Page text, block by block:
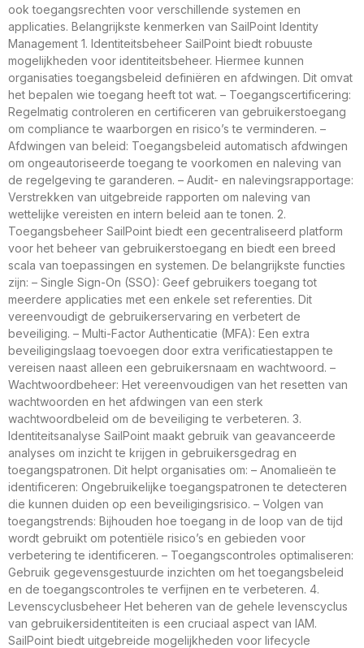
ook toegangsrechten voor verschillende systemen en
applicaties. Belangrijkste kenmerken van SailPoint Identity
Management 1. Identiteitsbeheer SailPoint biedt robuuste
mogelijkheden voor identiteitsbeheer. Hiermee kunnen
organisaties toegangsbeleid definiëren en afdwingen. Dit omvat
het bepalen wie toegang heeft tot wat. – Toegangscertificering:
Regelmatig controleren en certificeren van gebruikerstoegang
om compliance te waarborgen en risico’s te verminderen. –
Afdwingen van beleid: Toegangsbeleid automatisch afdwingen
om ongeautoriseerde toegang te voorkomen en naleving van
de regelgeving te garanderen. – Audit- en nalevingsrapportage:
Verstrekken van uitgebreide rapporten om naleving van
wettelijke vereisten en intern beleid aan te tonen. 2.
Toegangsbeheer SailPoint biedt een gecentraliseerd platform
voor het beheer van gebruikerstoegang en biedt een breed
scala van toepassingen en systemen. De belangrijkste functies
zijn: – Single Sign-On (SSO): Geef gebruikers toegang tot
meerdere applicaties met een enkele set referenties. Dit
vereenvoudigt de gebruikerservaring en verbetert de
beveiliging. – Multi-Factor Authenticatie (MFA): Een extra
beveiligingslaag toevoegen door extra verificatiestappen te
vereisen naast alleen een gebruikersnaam en wachtwoord. –
Wachtwoordbeheer: Het vereenvoudigen van het resetten van
wachtwoorden en het afdwingen van een sterk
wachtwoordbeleid om de beveiliging te verbeteren. 3.
Identiteitsanalyse SailPoint maakt gebruik van geavanceerde
analyses om inzicht te krijgen in gebruikersgedrag en
toegangspatronen. Dit helpt organisaties om: – Anomalieën te
identificeren: Ongebruikelijke toegangspatronen te detecteren
die kunnen duiden op een beveiligingsrisico. – Volgen van
toegangstrends: Bijhouden hoe toegang in de loop van de tijd
wordt gebruikt om potentiële risico’s en gebieden voor
verbetering te identificeren. – Toegangscontroles optimaliseren:
Gebruik gegevensgestuurde inzichten om het toegangsbeleid
en de toegangscontroles te verfijnen en te verbeteren. 4.
Levenscyclusbeheer Het beheren van de gehele levenscyclus
van gebruikersidentiteiten is een cruciaal aspect van IAM.
SailPoint biedt uitgebreide mogelijkheden voor lifecycle